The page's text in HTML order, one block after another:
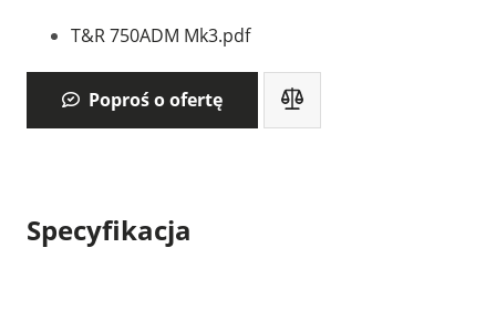
T&R 750ADM Mk3.pdf
Poproś o ofertę
Specyfikacja